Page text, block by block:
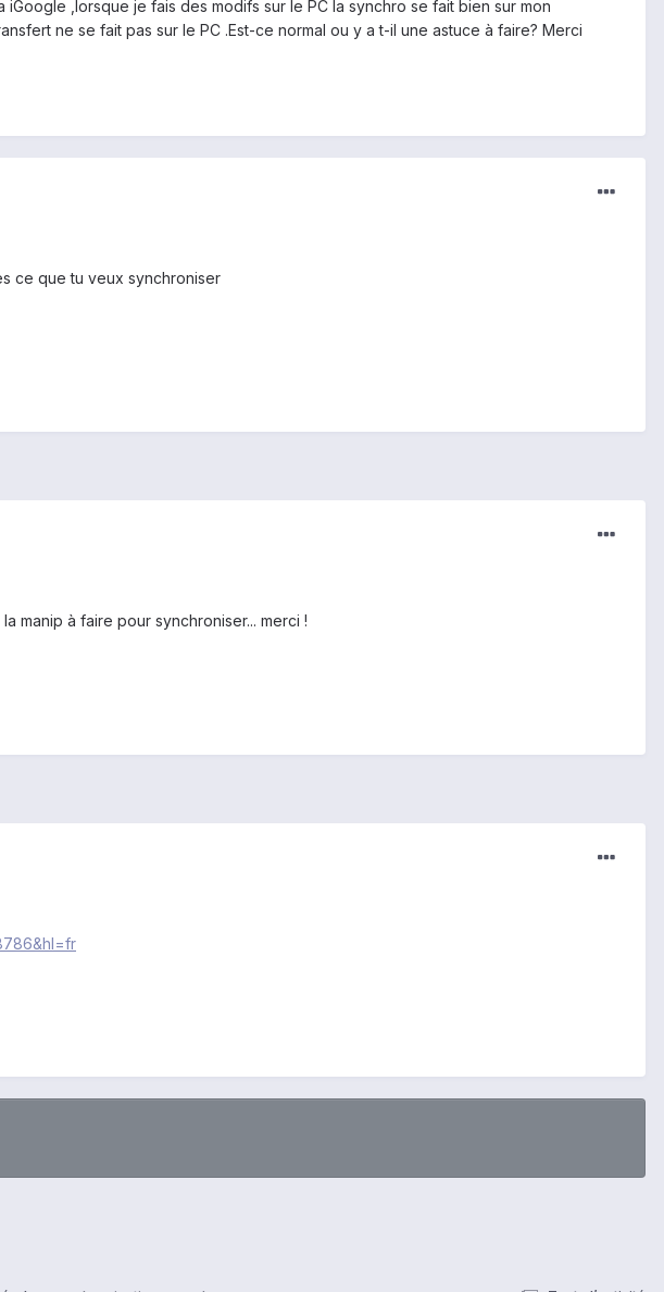
,lorsque je fais des modifs sur le PC la synchro se fait bien sur mon
ne se fait pas sur le PC .Est-ce normal ou y a t-il une astuce à faire? Merci
ce que tu veux synchroniser
manip à faire pour synchroniser... merci !